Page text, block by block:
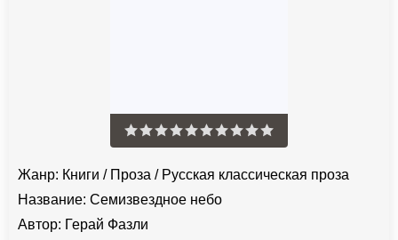
Жанр: Книги / Проза / Русская классическая проза
Название: Семизвездное небо
Автор: Герай Фазли